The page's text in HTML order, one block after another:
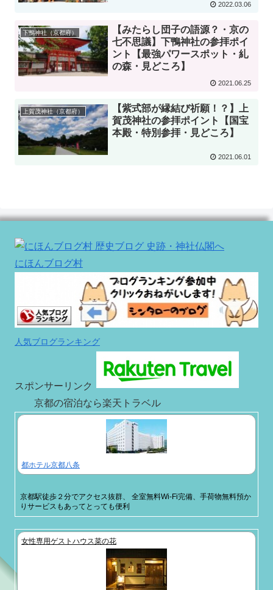
2022.03.06
下鴨神社（京都府）
【みたらし団子の語源？・京の
七不思議】下鴨神社の参拝ポイ
ント【最強パワースポット・糺
の森・見どころ】
2021.06.25
上賀茂神社（京都府）
【紫式部が縁結び祈願！？】上
賀茂神社の参拝ポイント【国宝
本殿・特別参拝・見どころ】
2021.06.01
にほんブログ村
人気ブログランキング
スポンサーリンク
京都の宿泊なら楽天トラベル
都ホテル京都八条
京都駅徒歩２分でアクセス抜群、 全室無料Wi-Fi完備、手荷物無料預か
りサービスもあってとっても便利
女性専用ゲストハウス菜の花